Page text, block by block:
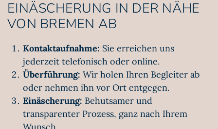
EINÄSCHERUNG IN DER NÄHE
VON BREMEN AB
Kontaktaufnahme: Sie erreichen uns
jederzeit telefonisch oder online.
Überführung: Wir holen Ihren Begleiter ab
oder nehmen ihn vor Ort entgegen.
Einäscherung: Behutsamer und
transparenter Prozess, ganz nach Ihrem